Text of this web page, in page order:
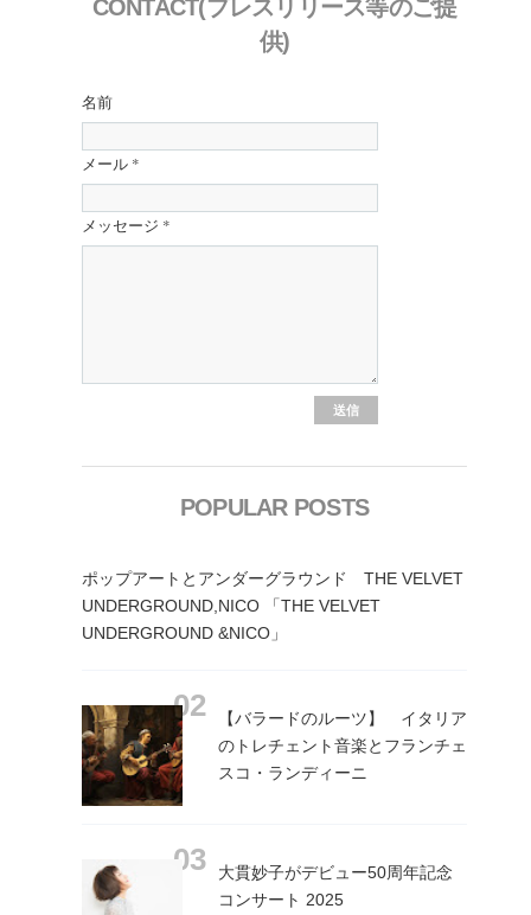
CONTACT(プレスリリース等のご提
供)
名前
メール *
メッセージ *
POPULAR POSTS
ポップアートとアンダーグラウンド THE VELVET
UNDERGROUND,NICO 「THE VELVET
UNDERGROUND &NICO」
【バラードのルーツ】 イタリア
のトレチェント音楽とフランチェ
スコ・ランディーニ
大貫妙子がデビュー50周年記念
コンサート 2025